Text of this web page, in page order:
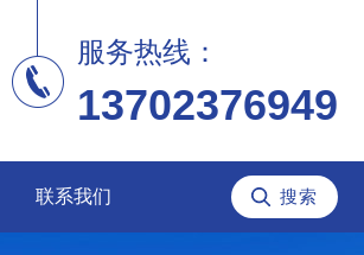
服务热线：
13702376949
联系我们